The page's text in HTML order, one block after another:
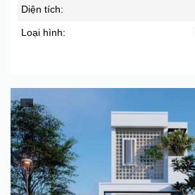
Diện tích:
Loại hình: